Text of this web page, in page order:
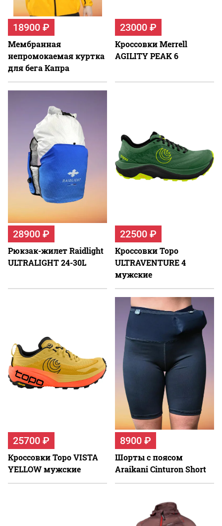
18900 ₽
Мембранная
непромокаемая куртка
для бега Капра
23000 ₽
Кроссовки Merrell
AGILITY PEAK 6
28900 ₽
Рюкзак-жилет Raidlight
ULTRALIGHT 24-30L
22500 ₽
Кроссовки Topo
ULTRAVENTURE 4
мужские
25700 ₽
Кроссовки Topo VISTA
YELLOW мужские
8900 ₽
Шорты с поясом
Araikani Cinturon Short